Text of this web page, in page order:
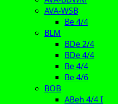
AVA-WSB
Be 4/4
BLM
BDe 2/4
BDe 4/4
Be 4/4
Be 4/6
BOB
ABeh 4/4 I